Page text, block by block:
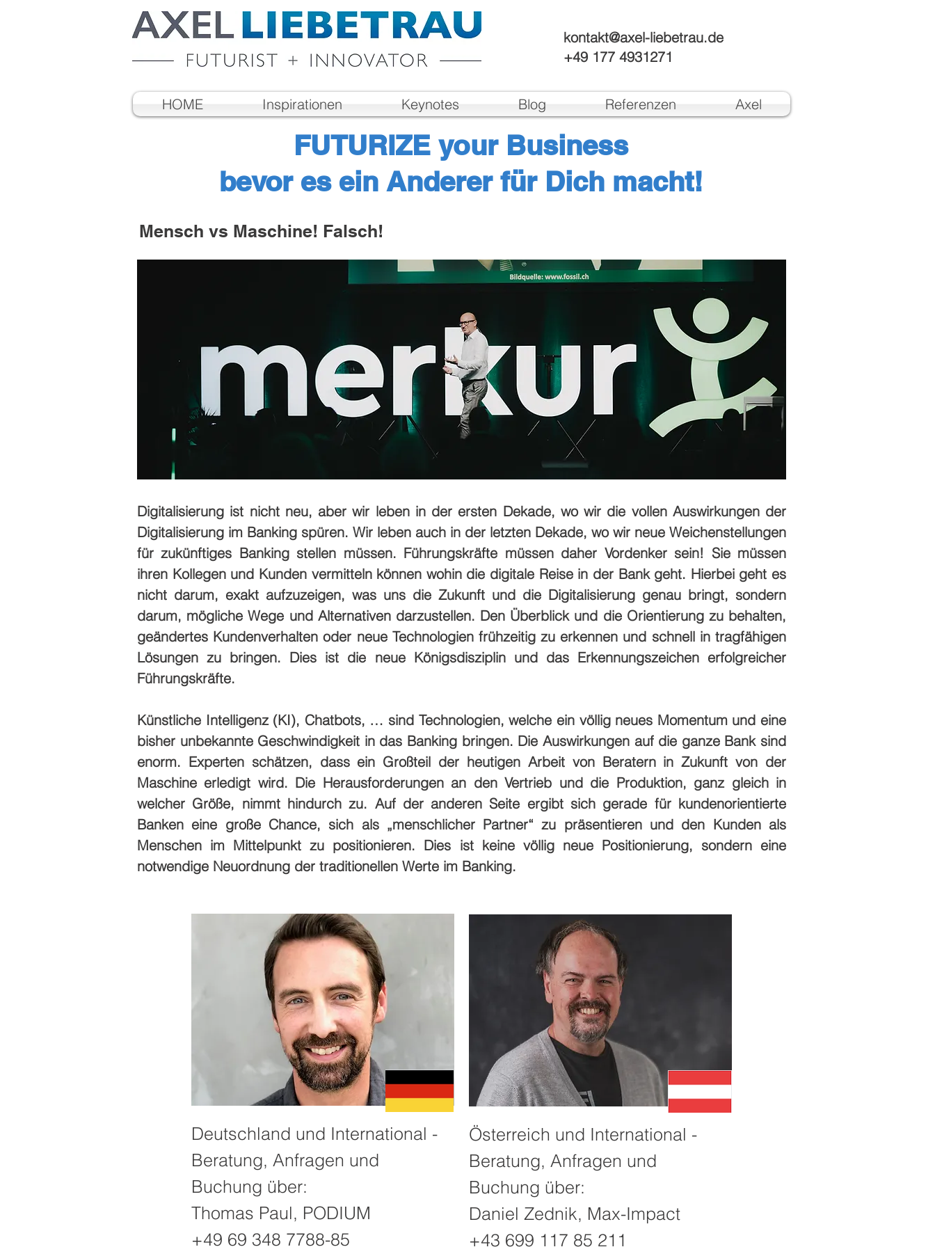
kontakt@axel-liebetrau.de
+49 177 4931271
HOME Inspirationen Keynotes Blog Referenzen Axel
FUTURIZE your Business
bevor es ein Anderer für Dich macht!
Mensch vs Maschine! Falsch!
Digitalisierung ist nicht neu, aber wir leben in der ersten Dekade, wo wir die vollen Auswirkungen der
Digitalisierung im Banking spüren. Wir leben auch in der letzten Dekade, wo wir neue Weichenstellungen
für zukünftiges Banking stellen müssen. Führungskräfte müssen daher Vordenker sein! Sie müssen
ihren Kollegen und Kunden vermitteln können wohin die digitale Reise in der Bank geht. Hierbei geht es
nicht darum, exakt aufzuzeigen, was uns die Zukunft und die Digitalisierung genau bringt, sondern
darum, mögliche Wege und Alternativen darzustellen. Den Überblick und die Orientierung zu behalten,
geändertes Kundenverhalten oder neue Technologien frühzeitig zu erkennen und schnell in tragfähigen
Lösungen zu bringen. Dies ist die neue Königsdisziplin und das Erkennungszeichen erfolgreicher
Führungskräfte.
Künstliche Intelligenz (KI), Chatbots, … sind Technologien, welche ein völlig neues Momentum und eine
bisher unbekannte Geschwindigkeit in das Banking bringen. Die Auswirkungen auf die ganze Bank sind
enorm. Experten schätzen, dass ein Großteil der heutigen Arbeit von Beratern in Zukunft von der
Maschine erledigt wird. Die Herausforderungen an den Vertrieb und die Produktion, ganz gleich in
welcher Größe, nimmt hindurch zu. Auf der anderen Seite ergibt sich gerade für kundenorientierte
Banken eine große Chance, sich als „menschlicher Partner“ zu präsentieren und den Kunden als
Menschen im Mittelpunkt zu positionieren. Dies ist keine völlig neue Positionierung, sondern eine
notwendige Neuordnung der traditionellen Werte im Banking.
Deutschland und International -
Beratung, Anfragen und
Buchung über:
Thomas Paul, PODIUM
+49 69 348 7788-85
Österreich und International -
Beratung, Anfragen und
Buchung über:
Daniel Zednik, Max-Impact
+43 699 117 85 211